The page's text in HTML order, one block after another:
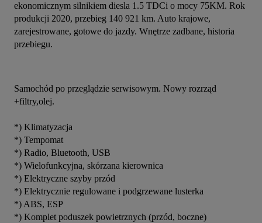
ekonomicznym silnikiem diesla 1.5 TDCi o mocy 75KM. Rok
produkcji 2020, przebieg 140 921 km. Auto krajowe,
zarejestrowane, gotowe do jazdy. Wnętrze zadbane, historia
przebiegu.
Samochód po przeglądzie serwisowym. Nowy rozrząd
+filtry,olej.
*) Klimatyzacja
*) Tempomat
*) Radio, Bluetooth, USB
*) Wielofunkcyjna, skórzana kierownica
*) Elektryczne szyby przód
*) Elektrycznie regulowane i podgrzewane lusterka
*) ABS, ESP
*) Komplet poduszek powietrznych (przód, boczne)